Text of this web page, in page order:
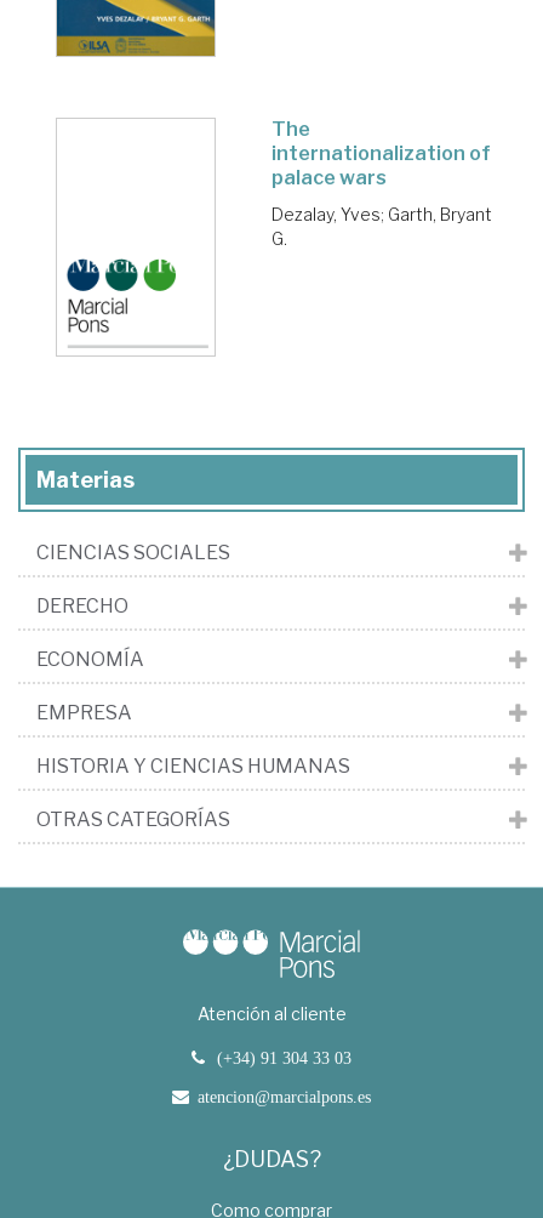
The
internationalization of
palace wars
Dezalay, Yves; Garth, Bryant
G.
Materias
CIENCIAS SOCIALES
DERECHO
ECONOMÍA
EMPRESA
HISTORIA Y CIENCIAS HUMANAS
OTRAS CATEGORÍAS
Atención al cliente
(+34) 91 304 33 03
atencion@marcialpons.es
¿DUDAS?
Como comprar